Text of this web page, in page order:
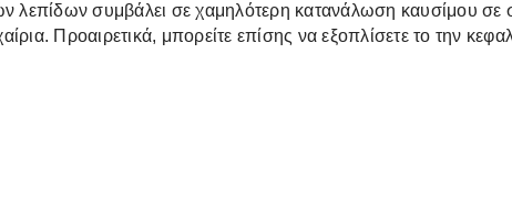
λεπίδων συμβάλει σε χαμηλότερη κατανάλωση καυσίμου σε
Προαιρετικά, μπορείτε επίσης να εξοπλίσετε το την